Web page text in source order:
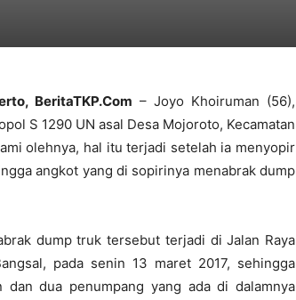
BeritaTKP.Com – Joyo Khoiruman (56),
S 1290 UN asal Desa Mojoroto, Kecamatan
olehnya, hal itu terjadi setelah ia menyopir
angkot yang di sopirinya menabrak dump
dump truk tersebut terjadi di Jalan Raya
pada senin 13 maret 2017, sehingga
dua penumpang yang ada di dalamnya